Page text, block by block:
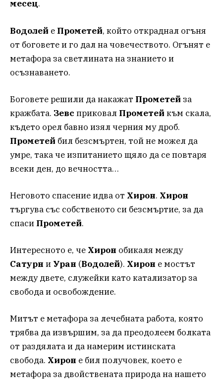
месец.
Водолей е Прометей, който откраднал огъня
от боговете и го дал на човечеството. Огънят е
метафора за светлината на знанието и
осъзнаването.
Боговете решили да накажат Прометей за
кражбата. Зевс приковал Прометей към скала,
където орел бавно изял черния му дроб.
Прометей бил безсмъртен, той не можел да
умре, така че изпитанието щяло да се повтаря
всеки ден, до вечността…
Неговото спасение идва от Хирон. Хирон
търгува със собственото си безсмъртие, за да
спаси Прометей.
Интересното е, че Хирон обикаля между
Сатурн и Уран (Водолей). Хирон е мостът
между двете, служейки като катализатор за
свобода и освобождение.
Митът е метафора за лечебната работа, която
трябва да извършим, за да преодолеем болката
от раздялата и да намерим истинската
свобода. Хирон е бил получовек, което е
метафора за двойствената природа на нашето